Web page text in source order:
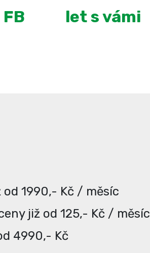
let s vámi
od 1990,- Kč / měsíc
již od 125,- Kč / měsíc
4990,- Kč